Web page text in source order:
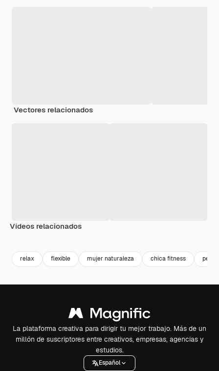
Vectores relacionados
Vídeos relacionados
relax flexible mujer naturaleza chica fitness
La plataforma creativa para dirigir tu mejor trabajo. Más de un
millón de suscriptores entre creativos, empresas, agencias y
estudios.
Español